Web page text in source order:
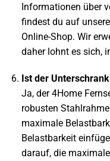
Informationen über
findest du auf
Online-Shop. Wir
daher lohnt es sich,
Ist der
Ja, der 4Home
robusten
maximale
Belastbarkeit
darauf, die